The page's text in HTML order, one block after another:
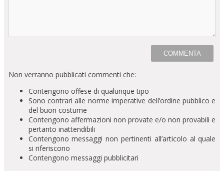
Non verranno pubblicati commenti che:
Contengono offese di qualunque tipo
Sono contrari alle norme imperative dell’ordine pubblico e
del buon costume
Contengono affermazioni non provate e/o non provabili e
pertanto inattendibili
Contengono messaggi non pertinenti all’articolo al quale
si riferiscono
Contengono messaggi pubblicitari